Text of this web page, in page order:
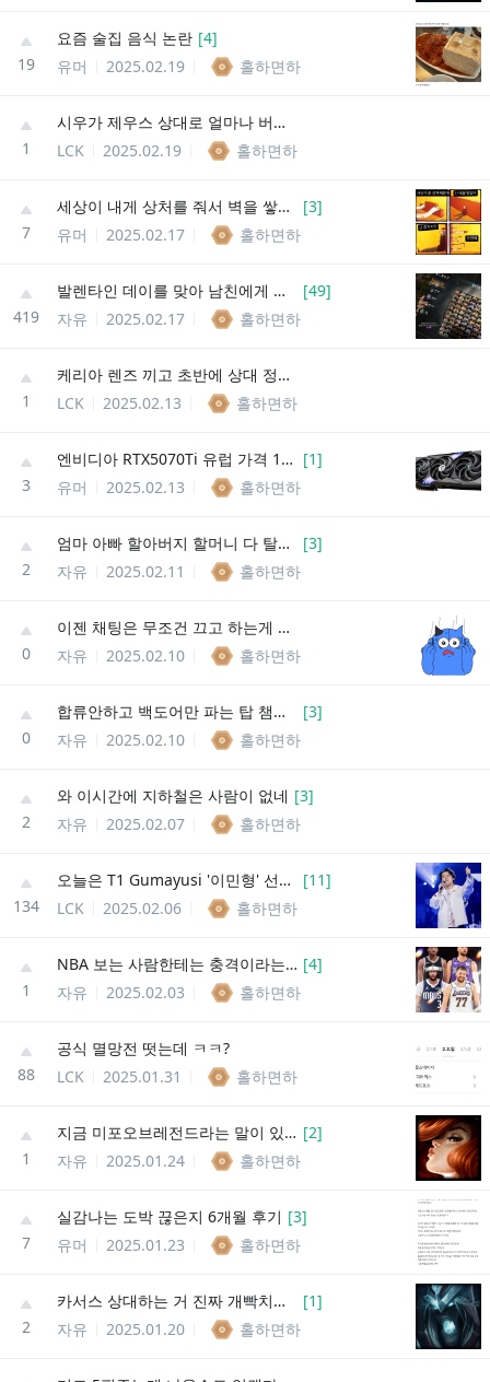
19
요즘 술집 음식 논란 [4]
유머
2025.02.19 홀하면하
1
시우가 제우스 상대로 얼마나 버티느냐가 관건이겠네
LCK
2025.02.19 홀하면하
7
세상이 내게 상처를 줘서 벽을 쌓았어.. [3]
유머
2025.02.17 홀하면하
419
발렌타인 데이를 맞아 남친에게 특별한 선물을 준비한 여친 [49]
자유
2025.02.17 홀하면하
1
케리아 렌즈 끼고 초반에 상대 정글 와드 지웠네
LCK
2025.02.13 홀하면하
3
엔비디아 RTX5070Ti 유럽 가격 170만원 [1]
유머
2025.02.13 홀하면하
2
엄마 아빠 할아버지 할머니 다 탈모 없는데 [3]
자유
2025.02.11 홀하면하
0
이젠 채팅은 무조건 끄고 하는게 좋겠네
자유
2025.02.10 홀하면하
0
합류안하고 백도어만 파는 탑 챔피언 고트는 누구임? [3]
자유
2025.02.10 홀하면하
2
와 이시간에 지하철은 사람이 없네 [3]
자유
2025.02.07 홀하면하
134
오늘은 T1 Gumayusi '이민형' 선수의 생일입니다 [11]
LCK
2025.02.06 홀하면하
1
NBA 보는 사람한테는 충격이라는 짤 [4]
자유
2025.02.03 홀하면하
88
공식 멸망전 떳는데 ㅋㅋ?
LCK
2025.01.31 홀하면하
1
지금 미포오브레전드라는 말이 있음 [2]
자유
2025.01.24 홀하면하
7
실감나는 도박 끊은지 6개월 후기 [3]
유머
2025.01.23 홀하면하
2
카서스 상대하는 거 진짜 개빡치는데 정작 나는 못하겠어 [1]
자유
2025.01.20 홀하면하